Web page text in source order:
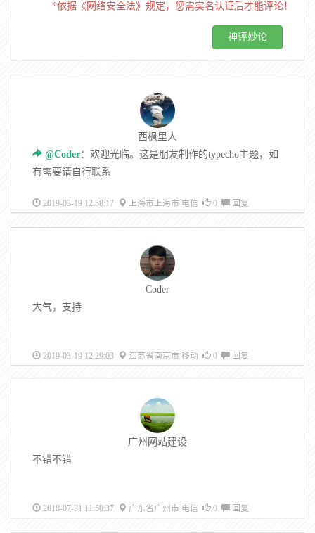
*依据《网络安全法》规定，您需实名认证后才能评论！
西枫里人
@Coder：欢迎光临。这是朋友制作的typecho主题，如
有需要请自行联系
2019-03-19 12:58:17 上海市上海市 电信 0 回复
Coder
大气，支持
2019-03-19 12:29:03 江苏省南京市 移动 0 回复
广州网站建设
不错不错
2018-07-31 11:50:37 广东省广州市 电信 0 回复